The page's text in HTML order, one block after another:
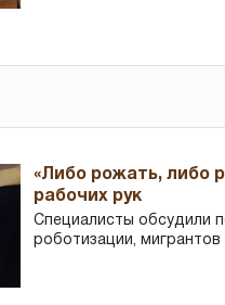
«Либо рожать, либо
рабочих рук
Специалисты обсудили
роботизации,